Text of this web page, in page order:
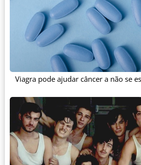
Viagra pode ajudar câncer a não se